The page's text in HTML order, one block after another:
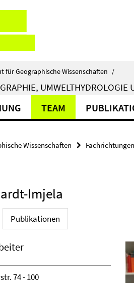
für Geographische Wissenschaften /
UMWELTHYDROLOGIE
TEAM
Wissenschaften Fachrichtungen
Imjela
Publikationen
74 - 100